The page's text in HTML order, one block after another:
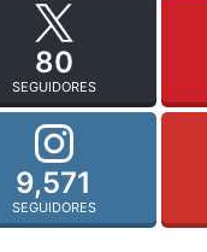
80
SEGUIDORES
9,571
SEGUIDORES